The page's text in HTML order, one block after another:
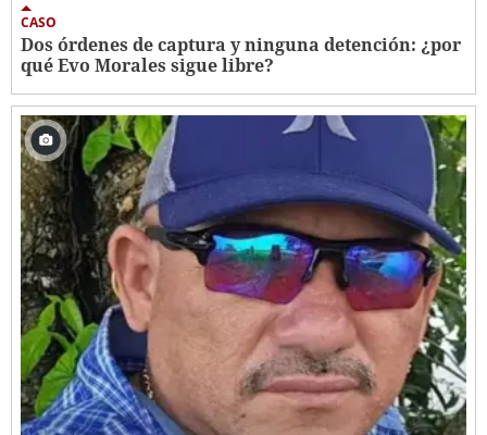
CASO
Dos órdenes de captura y ninguna detención: ¿por
qué Evo Morales sigue libre?